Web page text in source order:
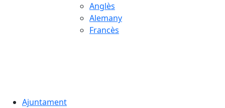
Anglès
Alemany
Francès
Ajuntament